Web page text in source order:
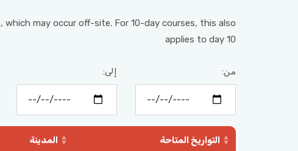
which may occur off-site. For 10-day courses, this also
applies to day 10
من: إلى:
التواريخ المتاحة المدينة